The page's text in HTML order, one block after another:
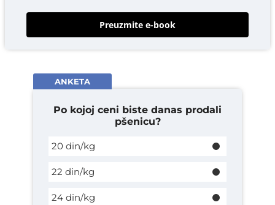
Preuzmite e-book
ANKETA
Po kojoj ceni biste danas prodali
pšenicu?
20 din/kg
22 din/kg
24 din/kg